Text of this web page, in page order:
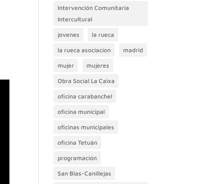
Intervención Comunitaria
Intercultural
jovenes la rueca
la rueca asociacion madrid
mujer mujeres
Obra Social La Caixa
oficina carabanchel
oficina municipal
oficinas municipales
oficina Tetuán
programación
San Blas-Canillejas